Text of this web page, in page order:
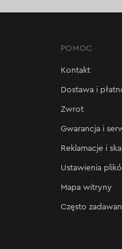
POMOC
Kontakt
Dostawa i
Zwrot
Gwarancja i
Reklamacje i
Ustawienia
Mapa witryny
Często